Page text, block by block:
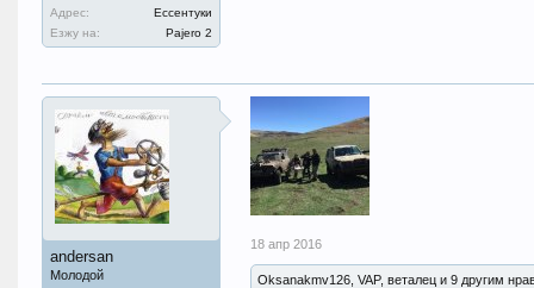
Адрес:
Ессентуки
Езжу на:
Pajero 2
andersan
Молодой
18 апр 2016
Oksanakmv126, VAP, веталец и 9 другим